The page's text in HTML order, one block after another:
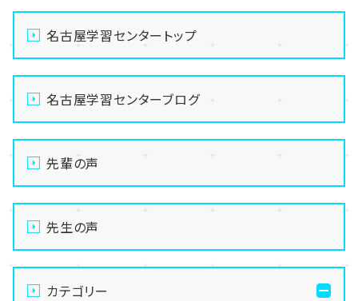
名古屋学習センタートップ
名古屋学習センターブログ
先輩の声
先生の声
カテゴリー